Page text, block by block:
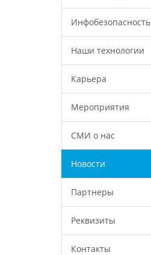
Инфобезопасность
Наши технологии
Карьера
Мероприятия
СМИ о нас
Новости
Партнеры
Реквизиты
Контакты